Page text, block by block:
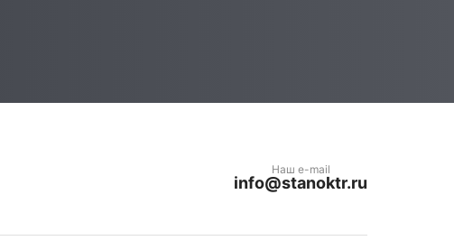
Наш e-mail
info@stanoktr.ru